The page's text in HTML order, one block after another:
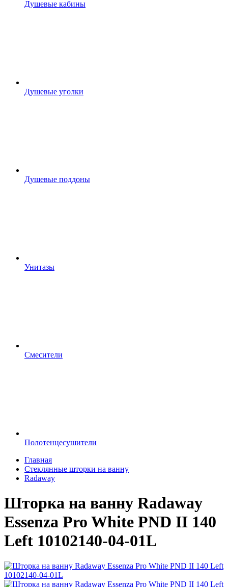
Душевые кабины
Душевые уголки
Душевые поддоны
Унитазы
Смесители
Полотенцесушители
Главная
Стеклянные шторки на ванну
Radaway
Шторка на ванну Radaway
Essenza Pro White PND II 140
Left 10102140-04-01L